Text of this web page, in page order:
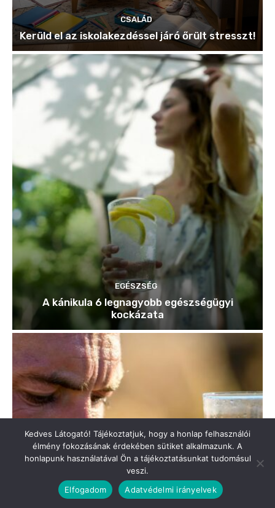
Kedves Látogató! Tájékoztatjuk, hogy a honlap felhasználói
élmény fokozásának érdekében sütiket alkalmazunk. A
honlapunk használatával Ön a tájékoztatásunkat tudomásul
veszi.
Elfogadom
Adatvédelmi irányelvek